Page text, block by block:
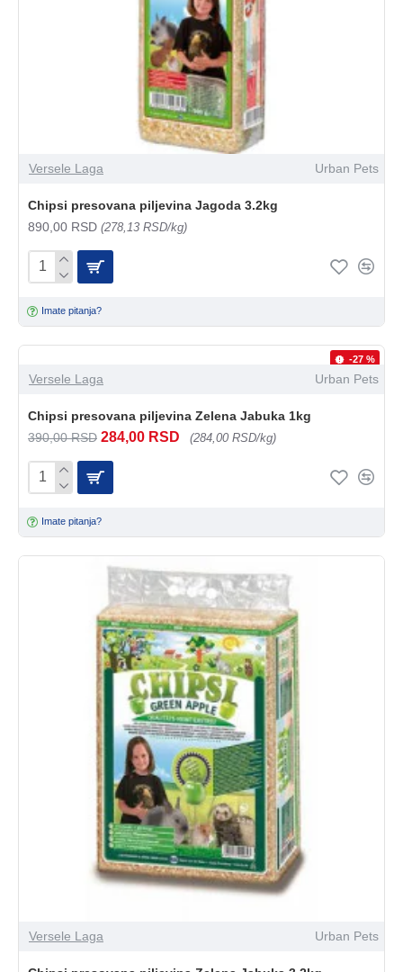
Versele Laga Urban Pets
Chipsi presovana piljevina Jagoda 3.2kg
890,00 RSD (278,13 RSD/kg)
Imate pitanja?
-27 %
Versele Laga Urban Pets
Chipsi presovana piljevina Zelena Jabuka 1kg
390,00 RSD 284,00 RSD (284,00 RSD/kg)
Imate pitanja?
Versele Laga Urban Pets